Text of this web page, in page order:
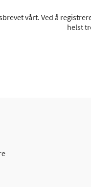
vårt. Ved å
helst